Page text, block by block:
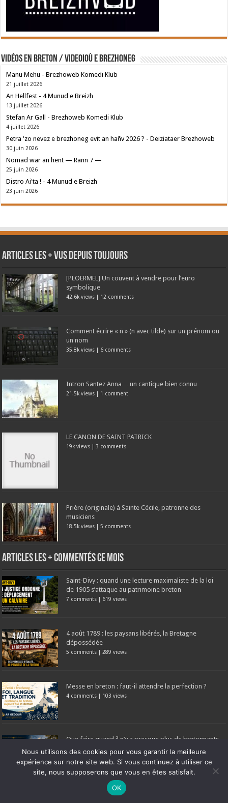
Vidéos en breton / Videoioù e brezhoneg
Manu Mehu - Brezhoweb Komedi Klub
21 juillet 2026
An Hellfest - 4 Munud e Breizh
13 juillet 2026
Stefan Ar Gall - Brezhoweb Komedi Klub
4 juillet 2026
Petra 'zo nevez e brezhoneg evit an hañv 2026 ? - Deiziataer Brezhoweb
30 juin 2026
Nomad war an hent — Rann 7 —
25 juin 2026
Distro Ai'ta ! - 4 Munud e Breizh
23 juin 2026
Articles les + vus depuis toujours
[PLOERMEL] Un couvent à vendre pour l’euro
symbolique
42.6k views | 12 comments
Comment écrire « ñ » (n avec tilde) sur un prénom ou
un nom
35.8k views | 6 comments
Intron Santez Anna… un cantique bien connu
21.5k views | 1 comment
LE CANON DE SAINT PATRICK
19k views | 3 comments
Prière (originale) à Sainte Cécile, patronne des
musiciens
18.5k views |5 comments
Articles les + commentés ce mois
Saint-Divy : quand une lecture maximaliste de la loi
de 1905 s’attaque au patrimoine breton
7 comments | 619 views
4 août 1789 : les paysans libérés, la Bretagne
dépossédée
5 comments | 289 views
Messe en breton : faut-il attendre la perfection ?
4 comments | 103 views
Que faire quand il n’y a presque plus de bretonnants
dans nos paroisses ?
182 views
Homelienn evit oferenn vrezhoneg pardon Santez
Ne manquez pas la nouveauté de Bernard Rio "LA REVOLUTION DES
CLIQUEZ ICI POUR EN SAVOIR PLUS
Nous utilisons des cookies pour vous garantir la meilleure
expérience sur notre site web. Si vous continuez à utiliser ce
site, nous supposerons que vous en êtes satisfait.
OK